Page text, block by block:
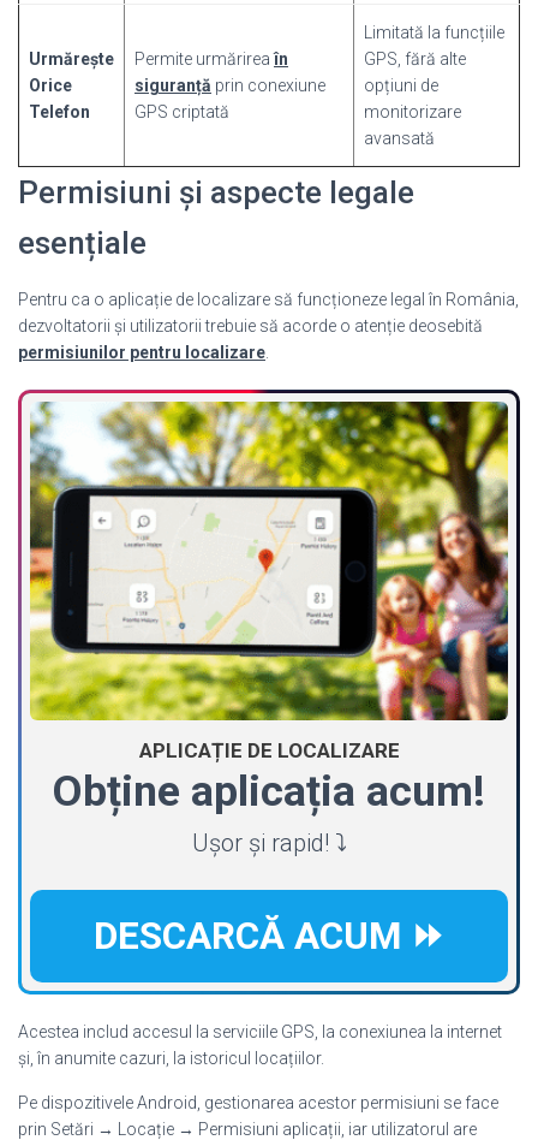
Urmărește
Orice
Telefon
Permite urmărireaîn
siguranță prin conexiune
GPS criptată
Limitată la funcțiile
GPS, fără alte
opțiuni de
monitorizare
avansată
Permisiuni și aspecte legale
esențiale
Pentru ca o aplicație de localizare să funcționeze legal în România,
dezvoltatorii și utilizatorii trebuie să acorde o atenție deosebită
permisiunilor pentru localizare
APLICAȚIE DE LOCALIZARE
Obține aplicația acum!
Ușor și rapid! ⤵️
DESCARCĂ ACUM ⏩
Acestea includ accesul la serviciile GPS, la conexiunea la internet
și, în anumite cazuri, la istoricul locațiilor.
Pe dispozitivele Android, gestionarea acestor permisiuni se face
prin Setări → Locație → Permisiuni aplicații, iar utilizatorul are